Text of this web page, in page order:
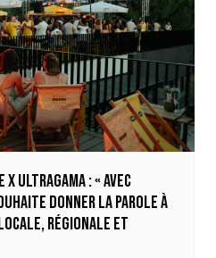
Ultragama : « Avec
donner la parole à
régionale et